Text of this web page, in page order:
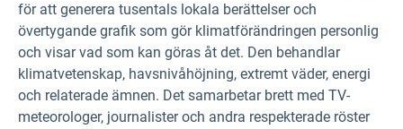
för att generera tusentals lokala berättelser och
övertygande grafik som gör klimatförändringen personlig
och visar vad som kan göras åt det. Den behandlar
klimatvetenskap, havsnivåhöjning, extremt väder, energi
och relaterade ämnen. Det samarbetar brett med TV-
meteorologer, journalister och andra respekterade röster